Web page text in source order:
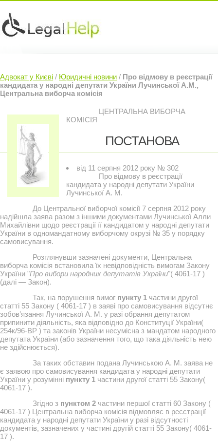
Судовий Адвокат »
Контакти »
Адвокат у Києві / Юридичні новини / Про відмову в реєстрації
кандидата у народні депутати України Лучинської А.М.,
Центральна виборча комісія
ЦЕНТРАЛЬНА ВИБОРЧА
КОМІСІЯ
ПОСТАНОВА
від 11 серпня 2012 року № 302
Про відмову в реєстрації
кандидата у народні депутати України
Лучинської А. М.
До Центральної виборчої комісії 7 серпня 2012 року
надійшла заява разом з іншими документами Лучинської Алли
Михайлівни щодо реєстрації її кандидатом у народні депутати
України в одномандатному виборчому окрузі № 35 у порядку
самовисування.
Розглянувши зазначені документи, Центральна
виборча комісія встановила їх невідповідність вимогам Закону
України "Про вибори народних депутатів України"( 4061-17 )
(далі — Закон).
Так, на порушення вимог пункту 1 частини другої
статті 55 Закону ( 4061-17 ) в заяві про самовисування відсутнє
зобов’язання Лучинської А. М. у разі обрання депутатом
припинити діяльність, яка відповідно до Конституції України(
254к/96-ВР ) та законів України несумісна з мандатом народного
депутата України (або зазначення того, що така діяльність нею
не здійснюється).
За таких обставин подана Лучинською А. М. заява не
є заявою про самовисування кандидата у народні депутати
України у розумінні пункту 1 частини другої статті 55 Закону(
4061-17 ).
Згідно з пунктом 2 частини першої статті 60 Закону (
4061-17 ) Центральна виборча комісія відмовляє в реєстрації
кандидата у народні депутати України у разі відсутності
документів, зазначених у частині другій статті 55 Закону( 4061-
17 ).